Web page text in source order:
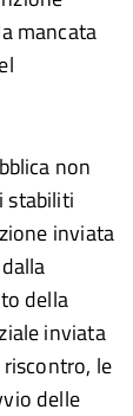
mancata
non
stabiliti
inviata
della
inviata
riscontro, le
delle